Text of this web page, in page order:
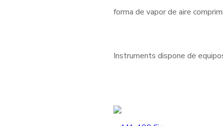
forma de vapor de aire
Instruments dispone de